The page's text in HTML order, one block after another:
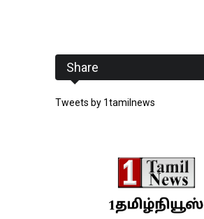
Share
Tweets by 1tamilnews